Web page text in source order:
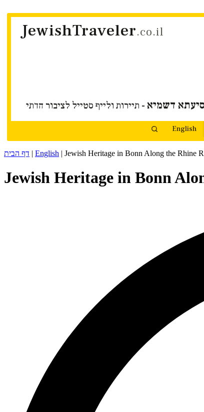
JewishTraveler.co.il
סיעתא דשמיא - תיירות ולייף סטייל לציבור הדתי
English
דף הבית | English | Jewish Heritage in Bonn Along the Rhine
Jewish Heritage in Bonn